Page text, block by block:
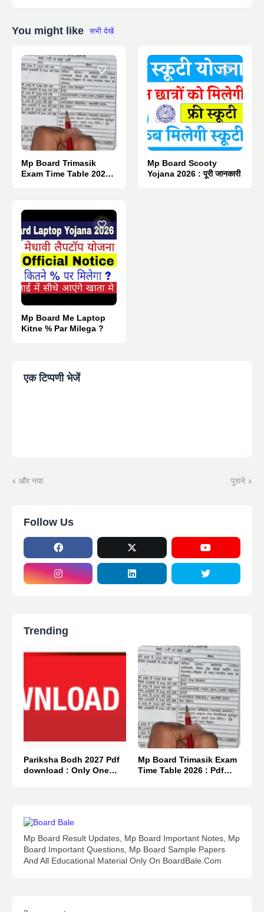
You might like सभी देखें
Mp Board Trimasik
Exam Time Table 2026 :
Mp Board Scooty
Yojana 2026 : पूरी जानकारी
Mp Board Me Laptop
Kitne % Par Milega ?
एक टिप्पणी भेजें
और नया पुराने
Follow Us
Trending
Pariksha Bodh 2027 Pdf
download : Only One
Mp Board Trimasik Exam
Time Table 2026 : Pdf
Mp Board Result Updates, Mp Board Important Notes, Mp
Board Important Questions, Mp Board Sample Papers
And All Educational Material Only On BoardBale.Com